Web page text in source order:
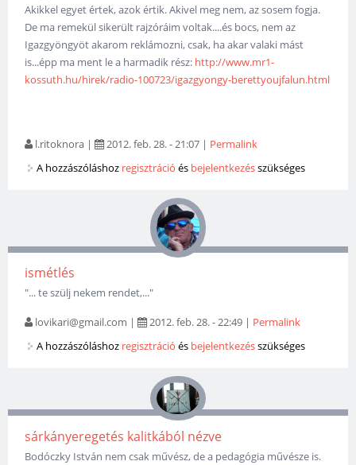
Akikkel egyet értek, azok értik. Akivel meg nem, az sosem fogja.
De ma remekül sikerült rajzóráim voltak....és bocs, nem az
Igazgyöngyöt akarom reklámozni, csak, ha akar valaki mást
is...épp ma ment le a harmadik rész: http://www.mr1-
kossuth.hu/hirek/radio-100723/igazgyongy-berettyoujfalun.html
l.ritoknora | 2012. feb. 28. - 21:07 | Permalink
A hozzászóláshoz regisztráció és bejelentkezésszükséges
ismétlés
"... te szülj nekem rendet,..."
lovikari@gmail.com | 2012. feb. 28. - 22:49 | Permalink
A hozzászóláshoz regisztráció és bejelentkezésszükséges
sárkányeregetés kalitkából nézve
Bodóczky István nem csak művész, de a pedagógia művésze is.